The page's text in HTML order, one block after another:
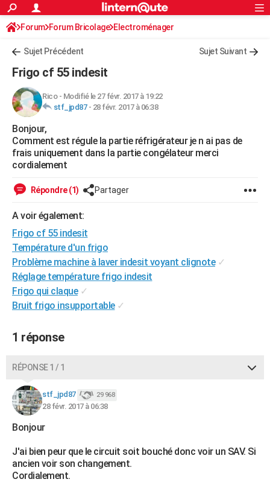
ACTUALITÉS
Politique
Société
Faits Divers
Education
Monde
Villes
+
FINANCE
Retraite
Impôts
Epargne
Immobilier
Risques naturels par ville
Banque
Assurance
Crédit
AUTO
Essais
Réserver un essai
Citadines
Berlines
SUV
Forum auto
+HIGH-TECH
Mobiles
Meilleur smartphone
Internet
Ordinateurs
Jeux vidéo
Guide high-tech
+BRICOLAGE
Forum
Aménagement intérieur
Extérieur
Cuisine
Salle de bains
Jardinage
Rangement
WEEK-END
LIFESTYLE
Art de vivre
Bien-être
Loisirs
Mode
Modes de vie
SANTE
Alimentation
Guide de la santé
Maladies
Médicaments
Sommeil
VOYAGE
Destinations
City break
Voyage nature
Voyage de noces
Forum
Climat
+PHOTO
GUIDES D'ACHAT
BONS PLANS
Dictionnaire
Biographies
Citations
Expressions
Proverbes
PROGRAMME TV
COPAINS D'AVANT
S'inscrire
Se connecter
Lycées
Collèges
Primaires
Universités
Entreprises
Service militaire
Avis de recherche
AVIS DE DÉCÈS
FORUM
S'inscrire
Connexion
Forum Forum Bricolage Electroménager
Sujet Précédent Sujet Suivant
Frigo cf 55 indesit
Rico- Modifié le 27 févr. 2017 à 19:22
stf_jpd87- 28 févr. 2017 à 06:38
Bonjour,
Comment est régule la partie réfrigérateur je n ai pas de
frais uniquement dans la partie congélateur merci
cordialement
Répondre (1) Partager
A voir également:
Frigo cf 55 indesit
Température d'un frigo
Problème machine à laver indesit voyant clignote ✓
Réglage température frigo indesit
Frigo qui claque ✓
Bruit frigo insupportable ✓
1 réponse
RÉPONSE 1 / 1
stf_jpd87 29 968
28 févr. 2017 à 06:38
Bonjour
J'ai bien peur que le circuit soit bouché donc voir un SAV. Si
ancien voir son changement.
Cordialement.